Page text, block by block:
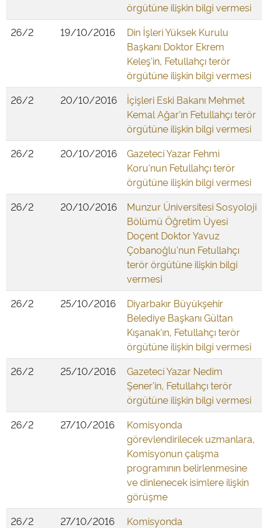
örgütüne ilişkin bilgi vermesi
26/2
19/10/2016
Din İşleri Yüksek Kurulu
Başkanı Doktor Ekrem
Keleş'in, Fetullahçı terör
örgütüne ilişkin bilgi vermesi
26/2
20/10/2016
İçişleri Eski Bakanı Mehmet
Kemal Ağar'ın Fetullahçı terör
örgütüne ilişkin bilgi vermesi
26/2
20/10/2016
Gazeteci Yazar Fehmi
Koru'nun Fetullahçı terör
örgütüne ilişkin bilgi vermesi
26/2
20/10/2016
Munzur Üniversitesi Sosyoloji
Bölümü Öğretim Üyesi
Doçent Doktor Yavuz
Çobanoğlu'nun Fetullahçı
terör örgütüne ilişkin bilgi
vermesi
26/2
25/10/2016
Diyarbakır Büyükşehir
Belediye Başkanı Gültan
Kışanak'ın, Fetullahçı terör
örgütüne ilişkin bilgi vermesi
26/2
25/10/2016
Gazeteci Yazar Nedim
Şener'in, Fetullahçı terör
örgütüne ilişkin bilgi vermesi
26/2
27/10/2016
Komisyonda
görevlendirilecek uzmanlara,
Komisyonun çalışma
programının belirlenmesine
ve dinlenecek isimlere ilişkin
görüşme
26/2
27/10/2016 Komisyonda